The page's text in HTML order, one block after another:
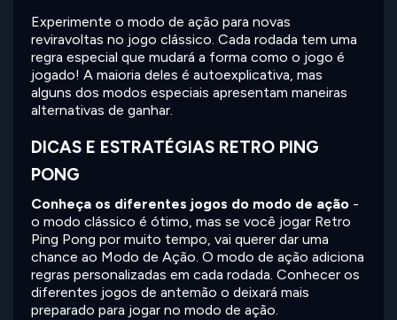
Experimente o modo de ação para novas
reviravoltas no jogo clássico. Cada rodada tem uma
regra especial que mudará a forma como o jogo é
jogado! A maioria deles é autoexplicativa, mas
alguns dos modos especiais apresentam maneiras
alternativas de ganhar.
DICAS E ESTRATÉGIAS RETRO PING
PONG
Conheça os diferentes jogos do modo de ação -
o modo clássico é ótimo, mas se você jogar Retro
Ping Pong por muito tempo, vai querer dar uma
chance ao Modo de Ação. O modo de ação adiciona
regras personalizadas em cada rodada. Conhecer os
diferentes jogos de antemão o deixará mais
preparado para jogar no modo de ação.